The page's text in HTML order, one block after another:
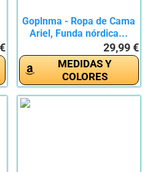
Goplnma - Ropa de Cama
Ariel, Funda nórdica...
29,99 €
MEDIDAS Y
COLORES